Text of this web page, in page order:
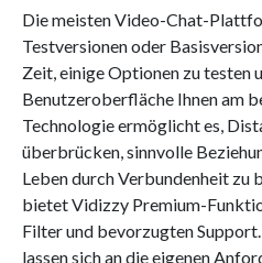
Die meisten Video-Chat-
Testversionen oder
Zeit, einige Optionen zu testen
Benutzeroberfläche Ihnen am
Technologie ermöglicht es,
überbrücken, sinnvolle
Leben durch Verbundenheit zu
bietet Vidizzy Premium-
Filter und bevorzugten
lassen sich an die eigenen